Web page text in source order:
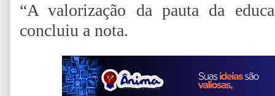
“A valorização da pauta da
concluiu a nota.